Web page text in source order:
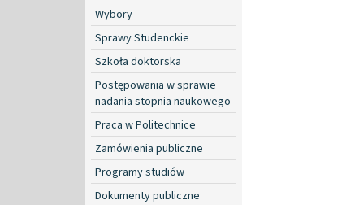
Wybory
Sprawy Studenckie
Szkoła doktorska
Postępowania w sprawie
nadania stopnia naukowego
Praca w Politechnice
Zamówienia publiczne
Programy studiów
Dokumenty publiczne